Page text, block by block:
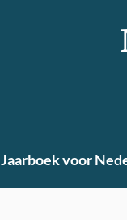
Jaarboek voor